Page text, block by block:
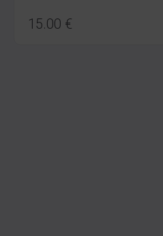
15.00 €